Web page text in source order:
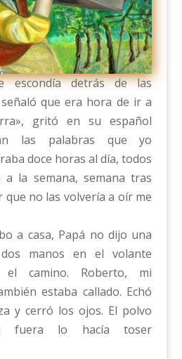
escondía detrás de las
que era hora de ir a
gritó en su español
las palabras que yo
doce horas al día, todos
a la semana, semana tras
que no las volvería a oír me
a casa, Papá no dijo una
manos en el volante
el camino. Roberto, mi
estaba callado. Echó
y cerró los ojos. El polvo
fuera lo hacía toser